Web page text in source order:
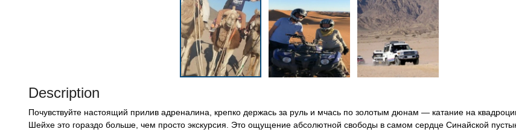
Description
Почувствуйте настоящий прилив адреналина, крепко держась за руль и мчась по золотым дюнам — катание на
Шейхе это гораздо больше, чем просто экскурсия. Это ощущение абсолютной свободы в самом сердце Синайской